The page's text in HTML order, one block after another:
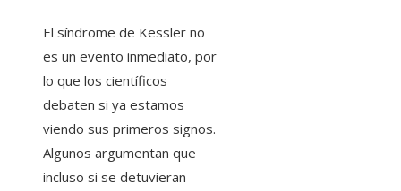
El síndrome de Kessler no
es un evento inmediato, por
lo que los científicos
debaten si ya estamos
viendo sus primeros signos.
Algunos argumentan que
incluso si se detuvieran